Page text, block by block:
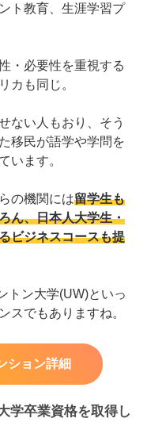
ト教育、生涯学習プ
・必要性を重視する
カも同じ。
ない人もおり、そう
移民が語学や学問を
います。
の機関には留学生も
ん、日本人大学生・
ビジネスコースも提
トン大学(UW)といっ
スでもありますね。
ション詳細
学卒業資格を取得し